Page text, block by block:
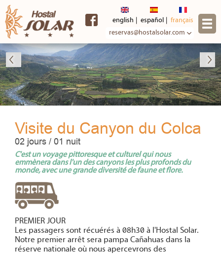
main
content
english español
français
reservas@hostalsolar.com
Visite du Canyon du Colca
02 jours / 01 nuit
C'est un voyage pittoresque et culturel qui nous
emmènera dans l'un des canyons les plus profonds du
monde, avec une grande diversité de faune et flore.
PREMIER JOUR
Les passagers sont récuérés à 08h30 à l'Hostal Solar.
Notre premier arrêt sera pampa Cañahuas dans la
réserve nationale où nous apercevrons des